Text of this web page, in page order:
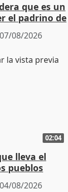
que es un
el padrino de
07/08/2026
02:04
lleva el
pueblos
04/08/2026